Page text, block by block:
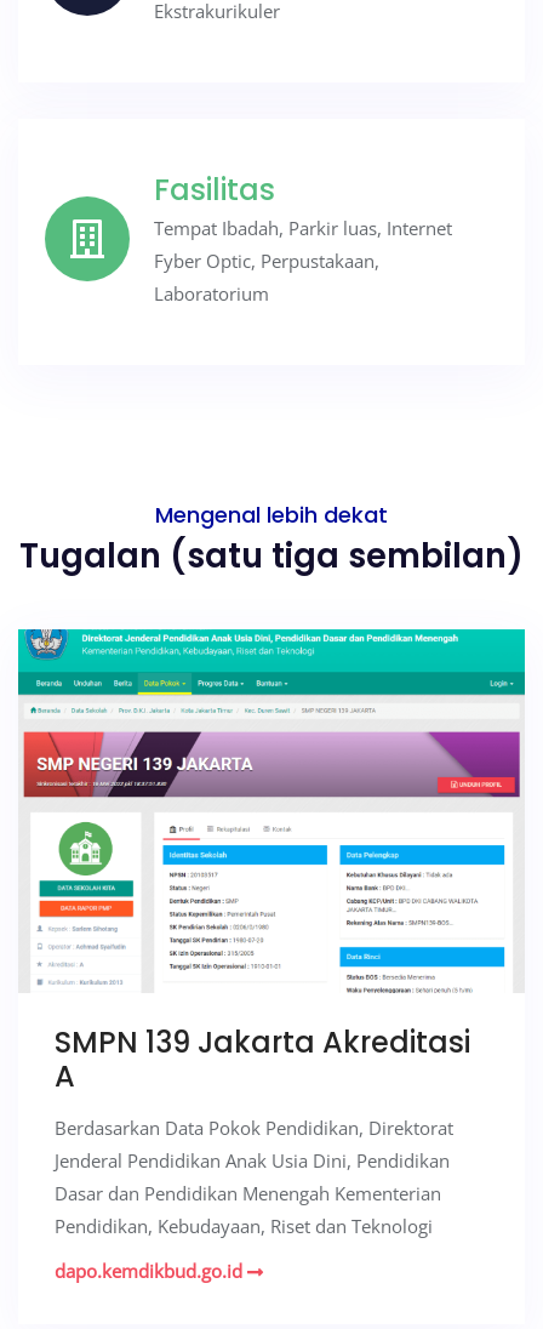
Ekstrakurikuler
Fasilitas
Tempat Ibadah, Parkir luas, Internet
Fyber Optic, Perpustakaan,
Laboratorium
Mengenal lebih dekat
Tugalan (satu tiga sembilan)
SMPN 139 Jakarta Akreditasi
A
Berdasarkan Data Pokok Pendidikan, Direktorat
Jenderal Pendidikan Anak Usia Dini, Pendidikan
Dasar dan Pendidikan Menengah Kementerian
Pendidikan, Kebudayaan, Riset dan Teknologi
dapo.kemdikbud.go.id